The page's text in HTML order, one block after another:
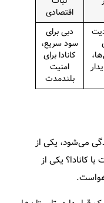
اقتصادی
دبی برای
سود سریع،
کانادا برای
امنیت
بلندمدت
می‌شود، یکی از
کانادا؟ یکی از